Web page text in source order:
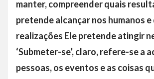
manter, compreender quais
pretende alcançar nos humanos e
realizações Ele pretende atingir
‘Submeter-se’, claro, refere-se a
pessoas, os eventos e as coisas